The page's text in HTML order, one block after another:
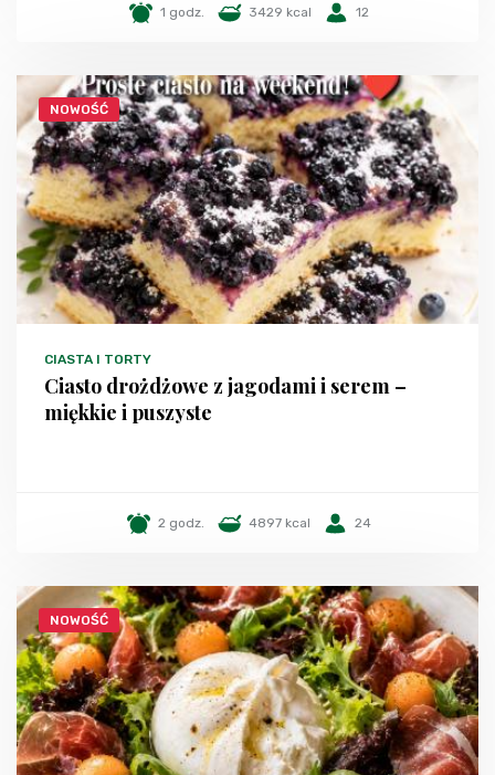
1 godz. 3429 kcal 12
NOWOŚĆ
CIASTA I TORTY
Ciasto drożdżowe z jagodami i serem –
miękkie i puszyste
2 godz. 4897 kcal 24
NOWOŚĆ